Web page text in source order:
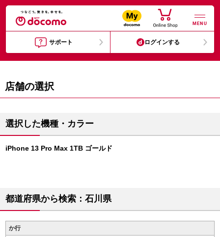
MENU
サポート ログインする
店舗の選択
選択した機種・カラー
iPhone 13 Pro Max 1TB ゴールド
都道府県から検索：石川県
か行